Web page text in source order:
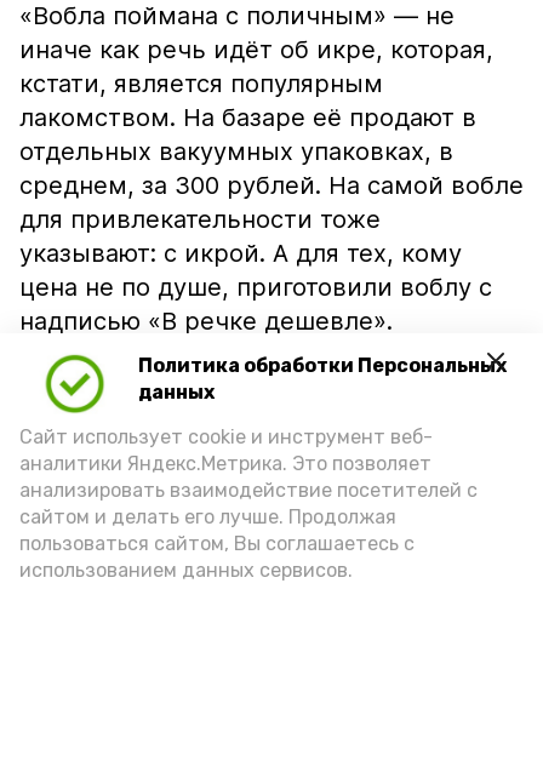
Политика обработки Персональных
данных
Сайт использует cookie и инструмент веб-
аналитики Яндекс.Метрика. Это позволяет
анализировать взаимодействие посетителей с
сайтом и делать его лучше. Продолжая
пользоваться сайтом, Вы соглашаетесь с
использованием данных сервисов.
«Вобла поймана с поличным» — не
иначе как речь идёт об икре, которая,
кстати, является популярным
лакомством. На базаре её продают в
отдельных вакуумных упаковках, в
среднем, за 300 рублей. На самой вобле
для привлекательности тоже
указывают: с икрой. А для тех, кому
цена не по душе, приготовили воблу с
надписью «В речке дешевле».